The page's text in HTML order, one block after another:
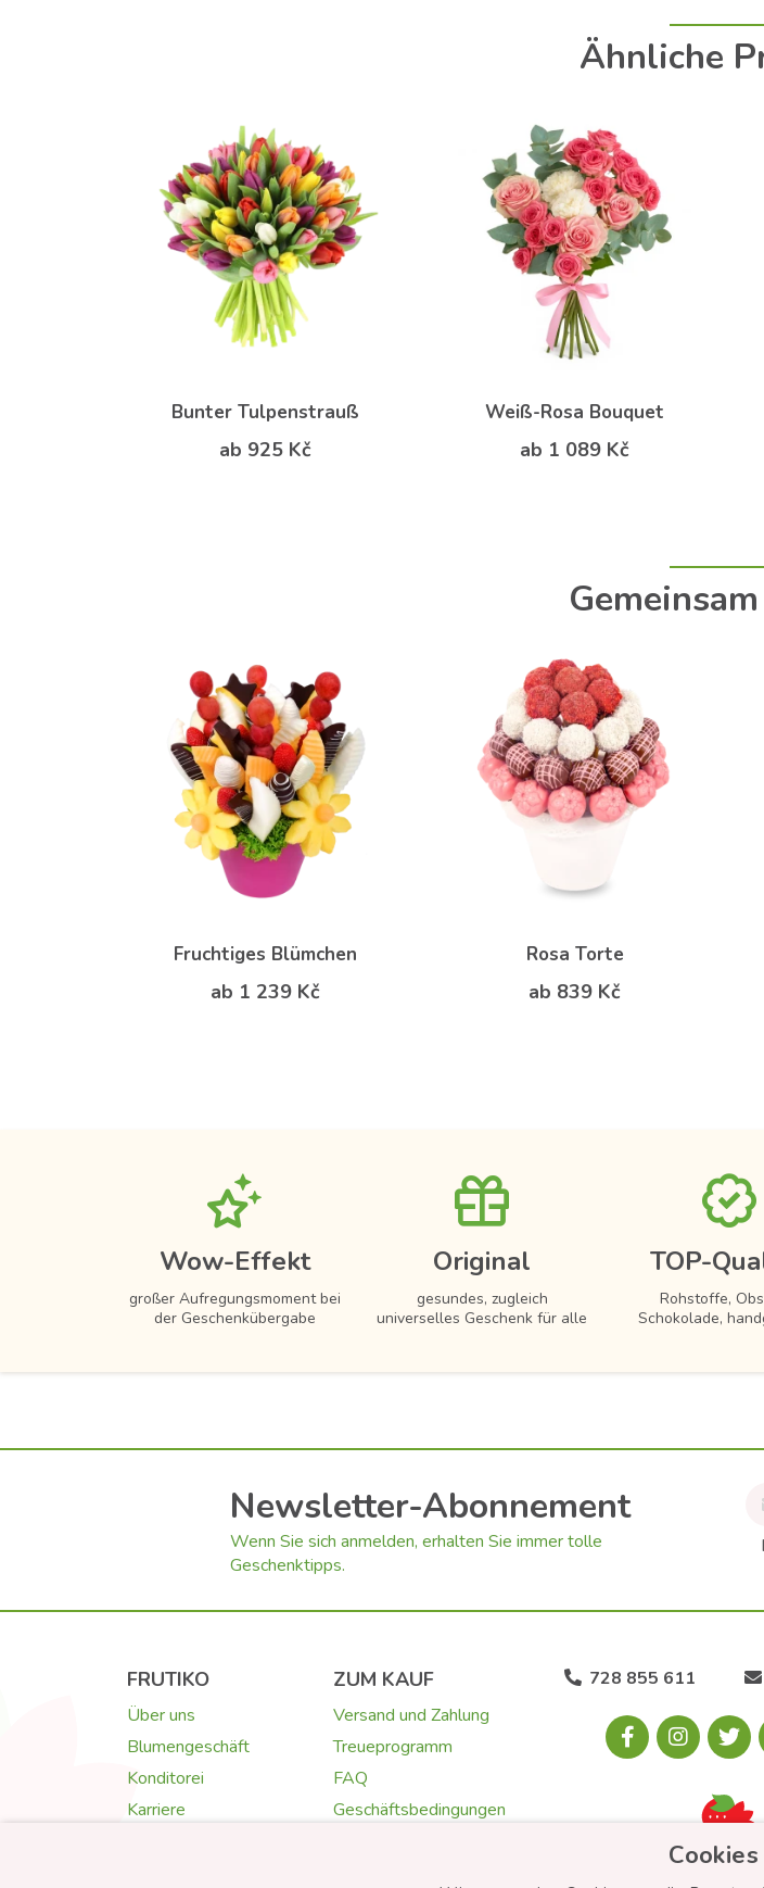
Ähnliche
Bunter Tulpenstrauß
ab 925 Kč
Weiß-Rosa Bouquet
ab 1 089 Kč
Fruchtiges Blümchen
ab 1 239 Kč
Rosa Torte
ab 839 Kč
Wow-Effekt
großer Aufregungsmoment bei
der Geschenkübergabe
Original
gesundes, zugleich
universelles Geschenk für alle
TOP-
Rohstoffe,
Schokolade,
Newsletter-Abonnement
Wenn Sie sich anmelden, erhalten Sie immer tolle
Geschenktipps.
728 855 611
FRUTIKO
Über uns
Blumengeschäft
Konditorei
Karriere
ZUM KAUF
Versand und Zahlung
Treueprogramm
FAQ
Geschäftsbedingungen
Cookies